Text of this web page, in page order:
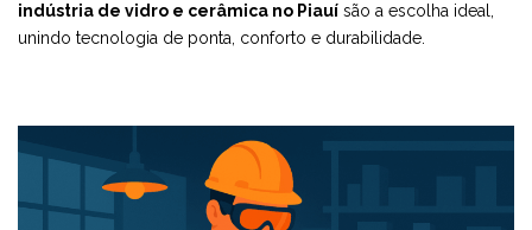
indústria de vidro e cerâmica no Piauí são a escolha ideal,
unindo tecnologia de ponta, conforto e durabilidade.